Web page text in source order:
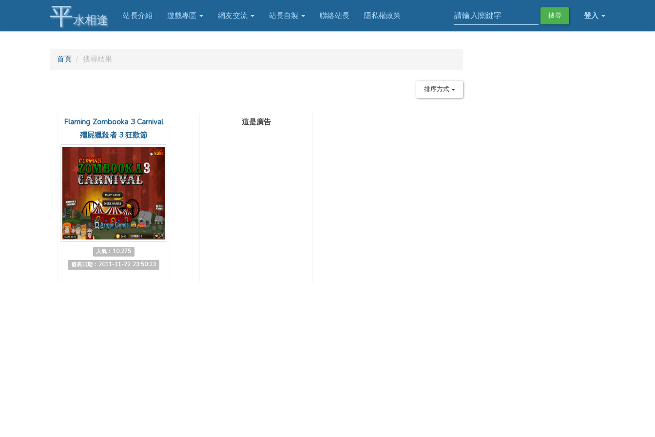
平水相逢 站長介紹 遊戲專區 網友交流 站長自製 聯絡站長 隱私權政策 登入
搜尋
首頁 搜尋結果
排序方式
Flaming Zombooka 3 Carnival
殭屍獵殺者 3 狂歡節
人氣：10,275
發表日期：2011-11-22 23:50:23
這是廣告